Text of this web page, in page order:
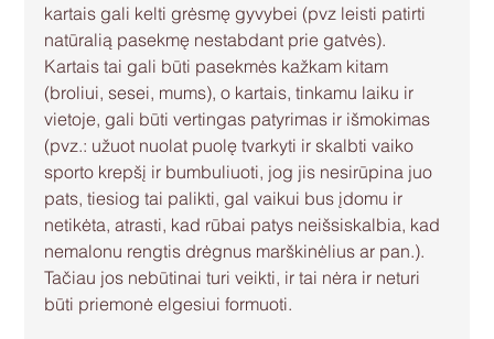
kartais gali kelti grėsmę gyvybei (pvz leisti patirti
natūralią pasekmę nestabdant prie gatvės).
Kartais tai gali būti pasekmės kažkam kitam
(broliui, sesei, mums), o kartais, tinkamu laiku ir
vietoje, gali būti vertingas patyrimas ir išmokimas
(pvz.: užuot nuolat puolę tvarkyti ir skalbti vaiko
sporto krepšį ir bumbuliuoti, jog jis nesirūpina juo
pats, tiesiog tai palikti, gal vaikui bus įdomu ir
netikėta, atrasti, kad rūbai patys neišsiskalbia, kad
nemalonu rengtis drėgnus marškinėlius ar pan.).
Tačiau jos nebūtinai turi veikti, ir tai nėra ir neturi
būti priemonė elgesiui formuoti.